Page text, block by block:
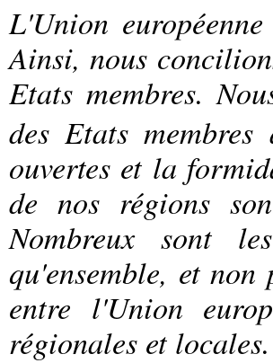
L'Union
Ainsi, nous
Etats membres.
des Etats
ouvertes et la
de nos régions
Nombreux sont
qu'ensemble, et
entre l'Union
régionales et locales.